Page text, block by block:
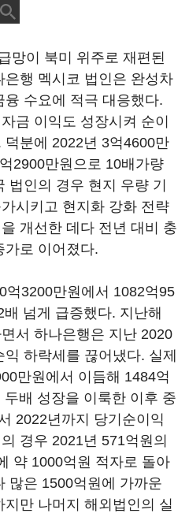
망이 북미 위주로 재편된
은행 멕시코 법인은 완성차
수요에 적극 대응했다.
금 이익도 성장시켜 순이
분에 2022년 3억4600만
2900만원으로 10배가량
법인의 경우 현지 우량 기
시키고 현지화 강화 전략
개선한 데다 전년 대비 충
가로 이어졌다.
억3200만원에서 1082억95
넘게 급증했다. 지난해
서 하나은행은 지난 2020
하락세를 끊어냈다. 실제
만원에서 이듬해 1484억
배 성장을 이룩한 이후 중
2022년까지 당기순이익
경우 2021년 571억원의
약 1000억원 적자로 돌아
많은 1500억원에 가까운
만 나머지 해외법인의 실